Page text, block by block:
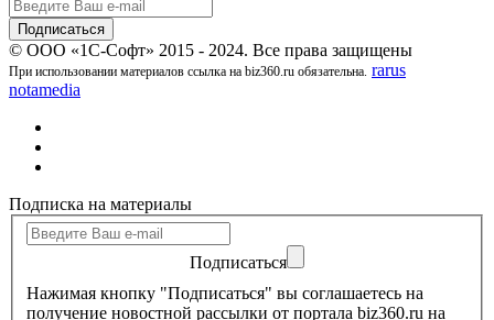
© ООО «1С-Софт» 2015 - 2024. Все права защищены
При использовании материалов ссылка на biz360.ru обязательна. rarus
notamedia
Подписка на материалы
Подписаться
Нажимая кнопку "Подписаться" вы соглашаетесь на
получение новостной рассылки от портала biz360.ru на